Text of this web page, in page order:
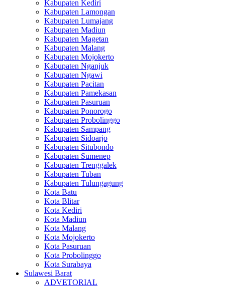
Kabupaten Kediri
Kabupaten Lamongan
Kabupaten Lumajang
Kabupaten Madiun
Kabupaten Magetan
Kabupaten Malang
Kabupaten Mojokerto
Kabupaten Nganjuk
Kabupaten Ngawi
Kabupaten Pacitan
Kabupaten Pamekasan
Kabupaten Pasuruan
Kabupaten Ponorogo
Kabupaten Probolinggo
Kabupaten Sampang
Kabupaten Sidoarjo
Kabupaten Situbondo
Kabupaten Sumenep
Kabupaten Trenggalek
Kabupaten Tuban
Kabupaten Tulungagung
Kota Batu
Kota Blitar
Kota Kediri
Kota Madiun
Kota Malang
Kota Mojokerto
Kota Pasuruan
Kota Probolinggo
Kota Surabaya
Sulawesi Barat
ADVETORIAL